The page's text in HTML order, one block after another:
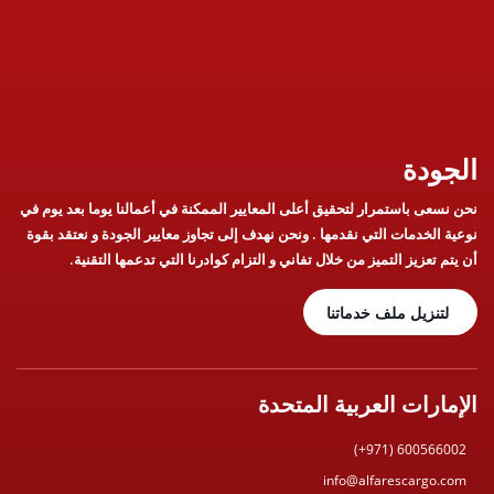
الجودة
نحن نسعى باستمرار لتحقيق أعلى المعايير الممكنة في أعمالنا يوما بعد يوم في
نوعية الخدمات التي نقدمها . ونحن نهدف إلى تجاوز معايير الجودة و نعتقد بقوة
أن يتم تعزيز التميز من خلال تفاني و التزام كوادرنا التي تدعمها التقنية.
لتنزيل ملف خدماتنا
الإمارات العربية المتحدة
(+971) 600566002
info@alfarescargo.com